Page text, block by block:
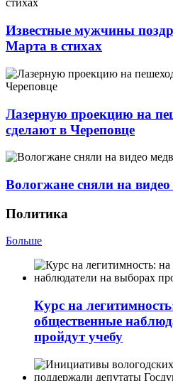
Известные мужчины
Марта в стихах
Лазерную проекцию на
сделают в Череповце
Вологжане сняли на
Политика
Больше
Курс на
общественные
пройдут учебу